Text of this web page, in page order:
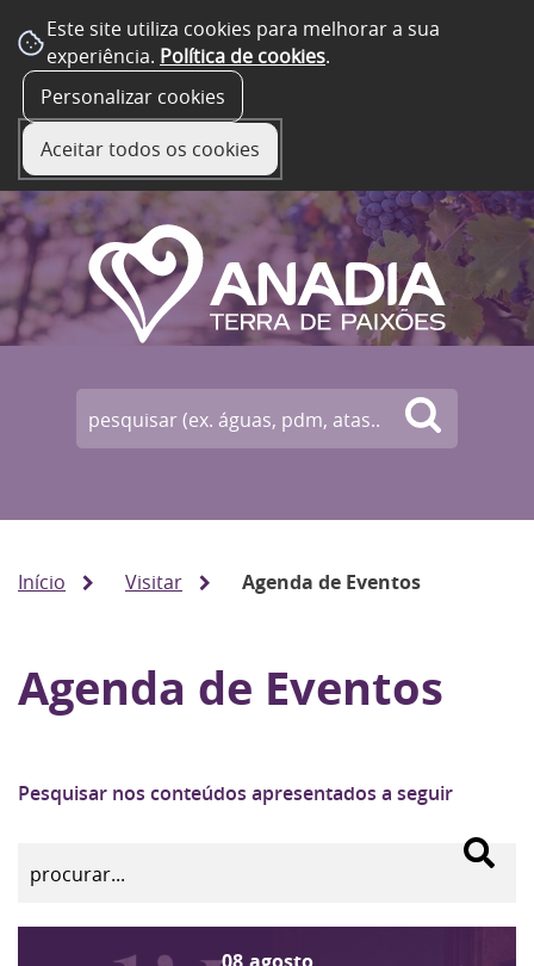
Este site utiliza cookies para melhorar a sua
experiência. Política de cookies.
Personalizar cookies
Aceitar todos os cookies
Início Visitar Agenda de Eventos
Agenda de Eventos
Pesquisar nos conteúdos apresentados a seguir